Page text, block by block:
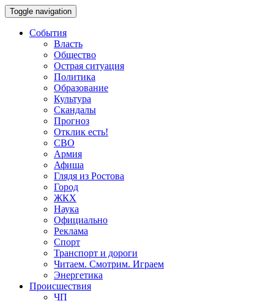
Toggle navigation
События
Власть
Общество
Острая ситуация
Политика
Образование
Культура
Скандалы
Прогноз
Отклик есть!
СВО
Армия
Афиша
Глядя из Ростова
Город
ЖКХ
Наука
Официально
Реклама
Спорт
Транспорт и дороги
Читаем. Смотрим. Играем
Энергетика
Происшествия
ЧП